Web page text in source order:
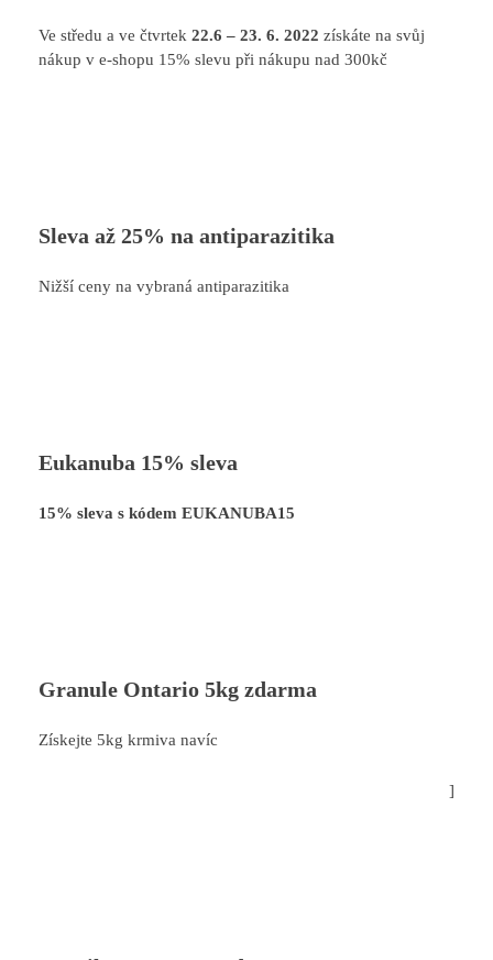
Ve středu a ve čtvrtek 22.6 – 23. 6. 2022 získáte na svůj
nákup v e-shopu 15% slevu při nákupu nad 300kč
Sleva až 25% na antiparazitika
Nižší ceny na vybraná antiparazitika
Eukanuba 15% sleva
15% sleva s kódem EUKANUBA15
Granule Ontario 5kg zdarma
Získejte 5kg krmiva navíc
]